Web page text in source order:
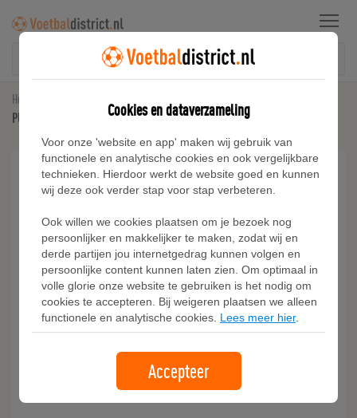
Menu
Home
PUMA King Match Gras / Kunstgras Voetbalschoenen (MG) Kids Zwart Wit Grijs
Cookies en dataverzameling
Voor onze 'website en app' maken wij gebruik van
functionele en analytische cookies en ook vergelijkbare
technieken. Hierdoor werkt de website goed en kunnen
wij deze ook verder stap voor stap verbeteren.
Ook willen we cookies plaatsen om je bezoek nog
persoonlijker en makkelijker te maken, zodat wij en
derde partijen jou internetgedrag kunnen volgen en
persoonlijke content kunnen laten zien. Om optimaal in
volle glorie onze website te gebruiken is het nodig om
cookies te accepteren. Bij weigeren plaatsen we alleen
functionele en analytische cookies. Lees meer hier.
Accepteer